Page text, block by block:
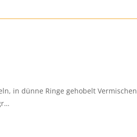
in dünne Ringe gehobelt Vermischen